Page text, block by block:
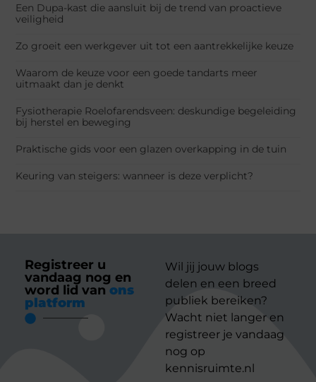
Een Dupa-kast die aansluit bij de trend van proactieve
veiligheid
Zo groeit een werkgever uit tot een aantrekkelijke keuze
Waarom de keuze voor een goede tandarts meer
uitmaakt dan je denkt
Fysiotherapie Roelofarendsveen: deskundige begeleiding
bij herstel en beweging
Praktische gids voor een glazen overkapping in de tuin
Keuring van steigers: wanneer is deze verplicht?
Registreer u
vandaag nog en
word lid van ons
platform
Wil jij jouw blogs
delen en een breed
publiek bereiken?
Wacht niet langer en
registreer je vandaag
nog op
kennisruimte.nl